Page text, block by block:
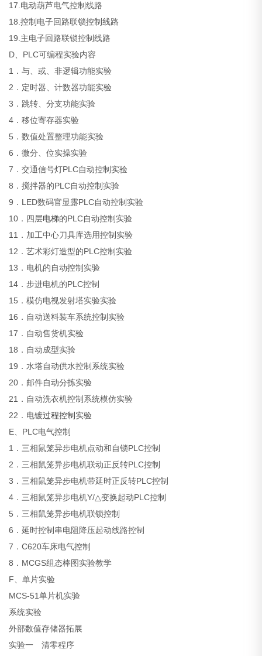
17.电动葫芦电气控制线路
18.控制电子回路联锁控制线路
19.主电子回路联锁控制线路
D、PLC可编程实验内容
1．与、或、非逻辑功能实验
2．定时器、计数器功能实验
3．跳转、分支功能实验
4．移位寄存器实验
5．数值处置整理功能实验
6．微分、位实操实验
7．交通信号灯PLC自动控制实验
8．搅拌器的PLC自动控制实验
9．LED数码官显露PLC自动控制实验
10．四层电梯的PLC自动控制实验
11．加工中心刀具库选用控制实验
12．艺术彩灯造型的PLC控制实验
13．电机的自动控制实验
14．步进电机的PLC控制
15．模仿电视发射塔实验实验
16．自动送料装车系统控制实验
17．自动售货机实验
18．自动成型实验
19．水塔自动供水控制系统实验
20．邮件自动分拣实验
21．自动洗衣机控制系统模仿实验
22．电镀过程控制 实验
E、PLC电气控制
1．三相鼠笼异步电机点动和自锁PLC控制
2．三相鼠笼异步电机联动正反转PLC控制
3．三相鼠笼异步电机带延时正反转PLC控制
4．三相鼠笼异步电机Y/△变换起动PLC控制
5．三相鼠笼异步电机联锁控制
6．延时控制串电阻降压起动线路控制
7．C620车床电气控制
8．MCGS组态棒图实验教学
F、单片实验
MCS-51单片机实验
系统实验
外部数值存储器拓展
实验一 清零程序